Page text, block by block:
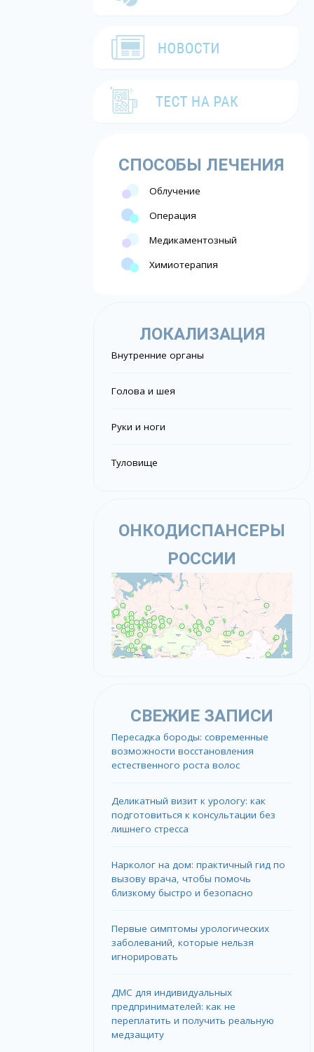
СПОСОБЫ ЛЕЧЕНИЯ
Облучение
Операция
Медикаментозный
Химиотерапия
ЛОКАЛИЗАЦИЯ
Внутренние органы
Голова и шея
Руки и ноги
Туловище
ОНКОДИСПАНСЕРЫ
РОССИИ
СВЕЖИЕ ЗАПИСИ
Пересадка бороды: современные
возможности восстановления
естественного роста волос
Деликатный визит к урологу: как
подготовиться к консультации без
лишнего стресса
Нарколог на дом: практичный гид по
вызову врача, чтобы помочь
близкому быстро и безопасно
Первые симптомы урологических
заболеваний, которые нельзя
игнорировать
ДМС для индивидуальных
предпринимателей: как не
переплатить и получить реальную
медзащиту